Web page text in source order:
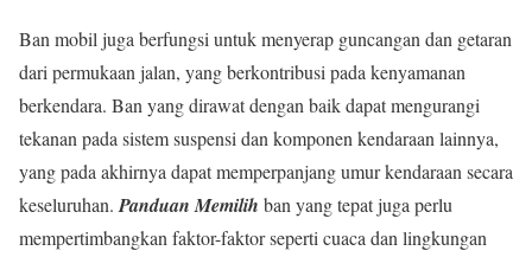
Ban mobil juga berfungsi untuk menyerap guncangan dan getaran
dari permukaan jalan, yang berkontribusi pada kenyamanan
berkendara. Ban yang dirawat dengan baik dapat mengurangi
tekanan pada sistem suspensi dan komponen kendaraan lainnya,
yang pada akhirnya dapat memperpanjang umur kendaraan secara
keseluruhan. Panduan Memilih ban yang tepat juga perlu
mempertimbangkan faktor-faktor seperti cuaca dan lingkungan